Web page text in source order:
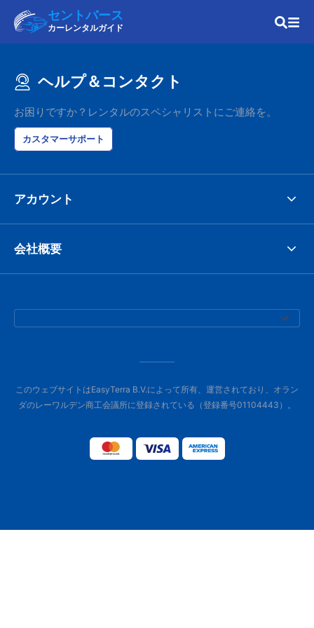
セントバース
カーレンタルガイド
ヘルプ＆コンタクト
お困りですか？レンタルのスペシャリストにご連絡を。
カスタマーサポート
アカウント
会社概要
このウェブサイトはEasyTerra B.V.によって所有、運営されており、オラン
ダのレーワルデン商工会議所に登録されている（登録番号01104443）。